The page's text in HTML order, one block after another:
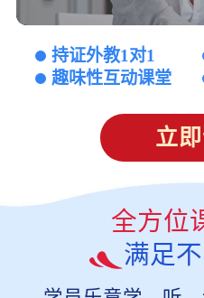
持证外教1对1
趣味性互动课堂
立
全方位
满足